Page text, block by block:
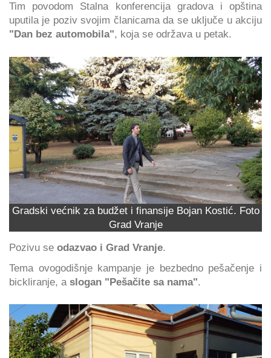
Tim povodom Stalna konferencija gradova i opština
uputila je poziv svojim članicama da se uključe u akciju
"Dan bez automobila", koja se održava u petak.
Gradski većnik za budžet i finansije Bojan Kostić. Foto
Grad Vranje
Pozivu se odazvao i Grad Vranje.
Tema ovogodišnje kampanje je bezbedno pešačenje i
bickliranje, a slogan "Pešačite sa nama".